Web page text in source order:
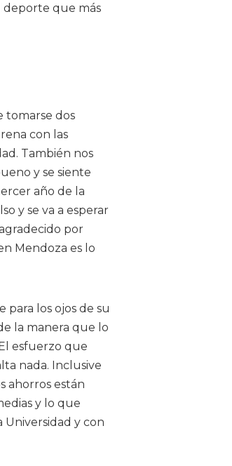
deporte que más
tomarse dos
con las
También nos
y se siente
año de la
y se va a esperar
por
Mendoza es lo
para los ojos de su
la manera que lo
esfuerzo que
nada. Inclusive
ahorros están
y lo que
Universidad y con